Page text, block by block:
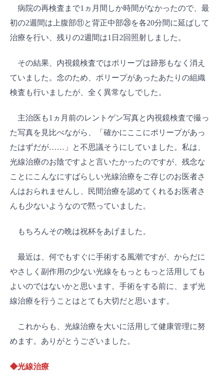
病院の再検査まで1ヵ月間しか時間がなかったので、最
初の2週間は上腹部⑪と背正中部㉘を各20分間に延ばして
治療を行い、残りの2週間は1日2回照射しました。
その結果、内視鏡検査ではポリープは跡形もなく消え
ていました。念のため、ポリープがあったあたりの組織
検査も行いましたが、全く異常なしでした。
主治医も1ヵ月前のレントゲン写真と内視鏡検査で撮っ
た写真を見比べながら、「確かにここにポリープがあっ
たはずだが……」と不思議そうにしていました。私は、
光線治療のお陰ですよと言いたかったのですが、残念な
ことにこんなにすばらしい光線治療をご存じのお医者さ
んはおられませんし、民間治療を認めてくれるお医者さ
んも少ないようなので黙っていました。
もちろんその晩は祝杯をあげました。
最近は、何でもすぐに手術する風潮ですが、からだに
やさしく副作用の少ない光線をもっともっと活用しても
よいのではないかと思います。手術をする前に、まず光
線治療を行うことはとても大切だと思います。
これからも、光線治療を大いに活用して健康管理に努
めます。ありがとうございました。
◆光線治療